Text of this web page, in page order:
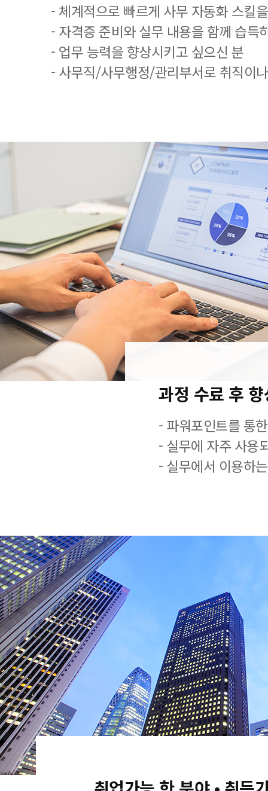
- 체계적으로 빠르게 사무 자동화 스킬
- 자격증 준비와 실무 내용을 함께 습득
- 업무 능력을 향상시키고 싶으신 분
- 사무직/사무행정/관리부서로 취직이
과정 수료 후
- 파워포인트를 통
- 실무에 자주 사용
- 실무에서 이용하